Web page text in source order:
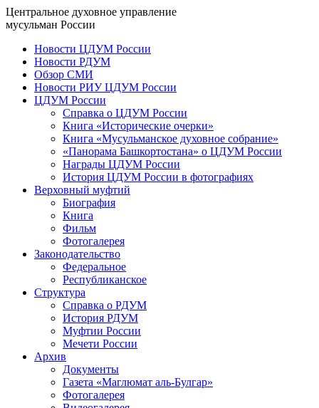
Центральное духовное управление
мусульман России
Новости ЦДУМ России
Новости РДУМ
Обзор СМИ
Новости РИУ ЦДУМ России
ЦДУМ России
Справка о ЦДУМ России
Книга «Исторические очерки»
Книга «Мусульманское духовное собрание»
«Панорама Башкортостана» о ЦДУМ России
Награды ЦДУМ России
История ЦДУМ России в фотографиях
Верховный муфтий
Биография
Книга
Фильм
Фотогалерея
Законодательство
Федеральное
Республиканское
Структура
Справка о РДУМ
История РДУМ
Муфтии России
Мечети России
Архив
Документы
Газета «Маглюмат аль-Булгар»
Фотогалерея